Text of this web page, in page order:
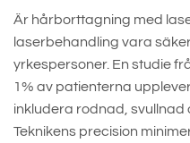
Är hårborttagning med
laserbehandling vara
yrkespersoner. En studie
1% av patienterna
inkludera rodnad, svullnad
Teknikens precision